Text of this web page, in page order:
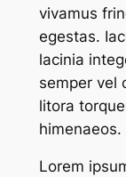
vivamus
egestas.
lacinia
semper vel
litora
himenaeos.
Lorem